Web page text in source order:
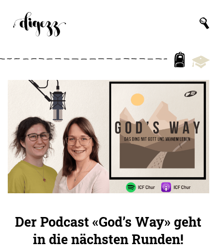
Der Podcast «God’s Way» geht
in die nächsten Runden!